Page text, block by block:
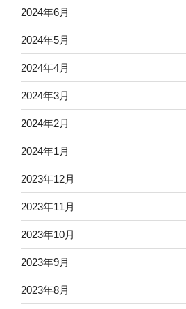
2024年6月
2024年5月
2024年4月
2024年3月
2024年2月
2024年1月
2023年12月
2023年11月
2023年10月
2023年9月
2023年8月